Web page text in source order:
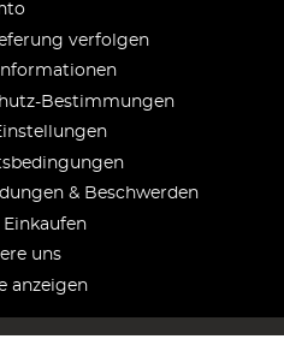
verfolgen
Bestimmungen
& Beschwerden
Einkaufen
uns
anzeigen